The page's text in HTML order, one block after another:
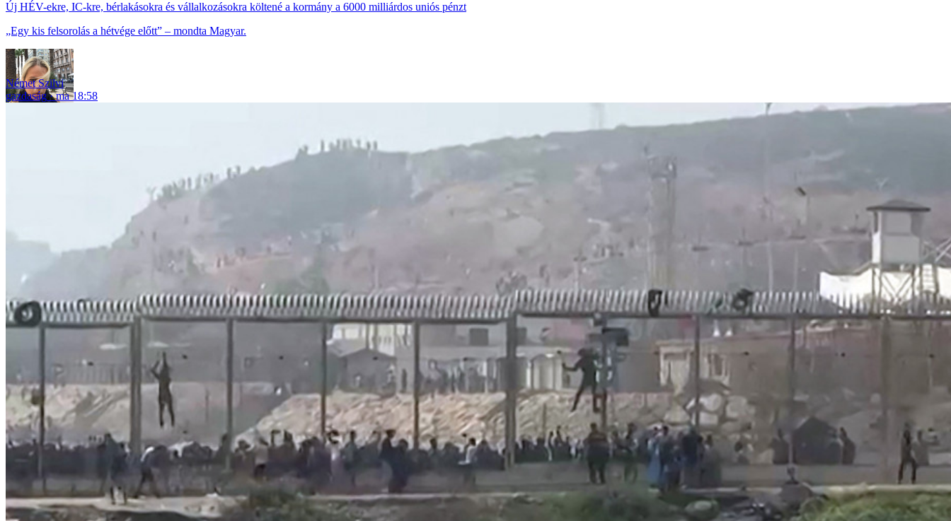
Új HÉV-ekre, IC-kre, bérlakásokra és vállalkozásokra költené a kormány a 6000 milliárdos uniós pénzt
„Egy kis felsorolás a hétvége előtt” – mondta Magyar.
Német Szilvi
gazdaság
ma 18:58